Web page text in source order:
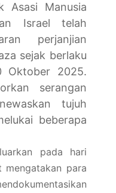
Asasi Manusia
Israel telah
perjanjian
sejak berlaku
Oktober 2025.
serangan
tujuh
beberapa
pada hari
mengatakan para